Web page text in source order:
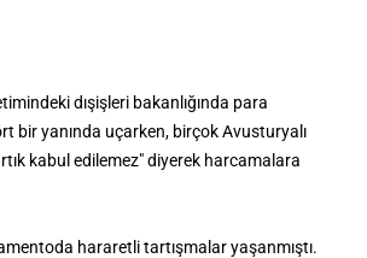
dışişleri bakanlığında para
bir yanında uçarken, birçok Avusturyalı
kabul edilemez" diyerek harcamalara
hararetli tartışmalar yaşanmıştı.